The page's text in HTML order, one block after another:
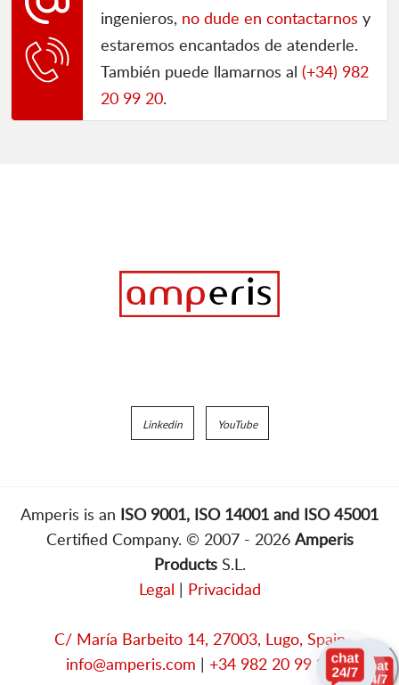
ingenieros, no dude en contactarnos y
estaremos encantados de atenderle.
También puede llamarnos al (+34) 982
20 99 20.
Linkedin YouTube
Amperis is an ISO 9001, ISO 14001 and ISO 45001
Certified Company. © 2007 - 2026 Amperis
ProductsS.L.
Legal | Privacidad
C/ María Barbeito 14, 27003, Lugo, Spain
info@amperis.com | +34 982 20 99 20